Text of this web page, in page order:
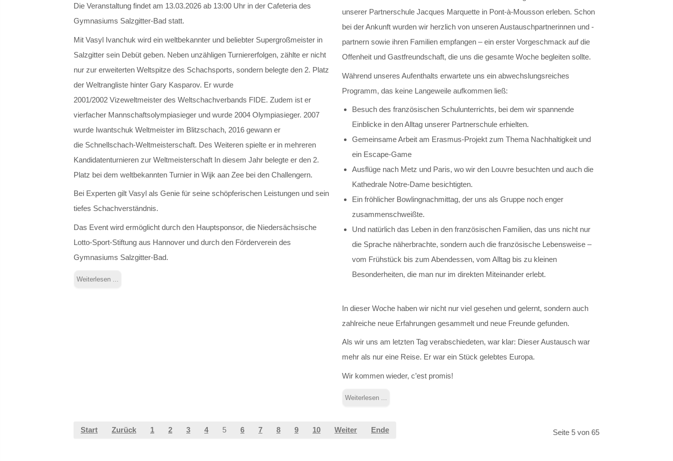
Die Veranstaltung findet am 13.03.2026 ab 13:00 Uhr in der Cafeteria des
Gymnasiums Salzgitter-Bad statt.
Mit Vasyl Ivanchuk wird ein weltbekannter und beliebter Supergroßmeister in
Salzgitter sein Debüt geben. Neben unzähligen Turniererfolgen, zählte er nicht
nur zur erweiterten Weltspitze des Schachsports, sondern belegte den 2. Platz
der Weltrangliste hinter Gary Kasparov. Er wurde
2001/2002 Vizeweltmeister des Weltschachverbands FIDE. Zudem ist er
vierfacher Mannschaftsolympiasieger und wurde 2004 Olympiasieger. 2007
wurde Iwantschuk Weltmeister im Blitzschach, 2016 gewann er
die Schnellschach-Weltmeisterschaft. Des Weiteren spielte er in mehreren
Kandidatenturnieren zur Weltmeisterschaft In diesem Jahr belegte er den 2.
Platz bei dem weltbekannten Turnier in Wijk aan Zee bei den Challengern.
Bei Experten gilt Vasyl als Genie für seine schöpferischen Leistungen und sein
tiefes Schachverständnis.
Das Event wird ermöglicht durch den Hauptsponsor, die Niedersächsische
Lotto-Sport-Stiftung aus Hannover und durch den Förderverein des
Gymnasiums Salzgitter-Bad.
Weiterlesen ...
unserer Partnerschule Jacques Marquette in Pont-à-Mousson erleben. Schon
bei der Ankunft wurden wir herzlich von unseren Austauschpartnerinnen und -
partnern sowie ihren Familien empfangen – ein erster Vorgeschmack auf die
Offenheit und Gastfreundschaft, die uns die gesamte Woche begleiten sollte.
Während unseres Aufenthalts erwartete uns ein abwechslungsreiches
Programm, das keine Langeweile aufkommen ließ:
Besuch des französischen Schulunterrichts, bei dem wir spannende
Einblicke in den Alltag unserer Partnerschule erhielten.
Gemeinsame Arbeit am Erasmus-Projekt zum Thema Nachhaltigkeit und
ein Escape-Game
Ausflüge nach Metz und Paris, wo wir den Louvre besuchten und auch die
Kathedrale Notre-Dame besichtigten.
Ein fröhlicher Bowlingnachmittag, der uns als Gruppe noch enger
zusammenschweißte.
Und natürlich das Leben in den französischen Familien, das uns nicht nur
die Sprache näherbrachte, sondern auch die französische Lebensweise –
vom Frühstück bis zum Abendessen, vom Alltag bis zu kleinen
Besonderheiten, die man nur im direkten Miteinander erlebt.
In dieser Woche haben wir nicht nur viel gesehen und gelernt, sondern auch
zahlreiche neue Erfahrungen gesammelt und neue Freunde gefunden.
Als wir uns am letzten Tag verabschiedeten, war klar: Dieser Austausch war
mehr als nur eine Reise. Er war ein Stück gelebtes Europa.
Wir kommen wieder, c’est promis!
Weiterlesen ...
Seite 5 von 65
Start Zurück 1 2 3 4 5 6 7 8 9 10 Weiter Ende